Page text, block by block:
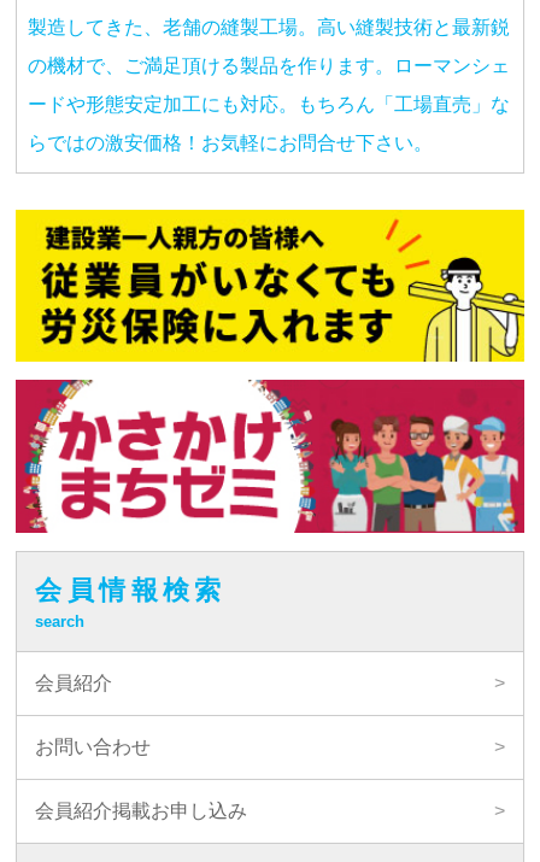
製造してきた、老舗の縫製工場。高い縫製技術と最新鋭
の機材で、ご満足頂ける製品を作ります。ローマンシェ
ードや形態安定加工にも対応。もちろん「工場直売」な
らではの激安価格！お気軽にお問合せ下さい。
会員情報検索
search
会員紹介
お問い合わせ
会員紹介掲載お申し込み